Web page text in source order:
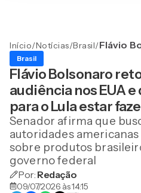
Início/Notícias/Brasil/Flávio
nos
era para
Brasil
Flávio Bolsonaro
audiência nos EUA e
para o Lula estar
Senador afirma que
autoridades
sobre produtos
governo federal
Por: Redação
09/07/2026 às 14:15